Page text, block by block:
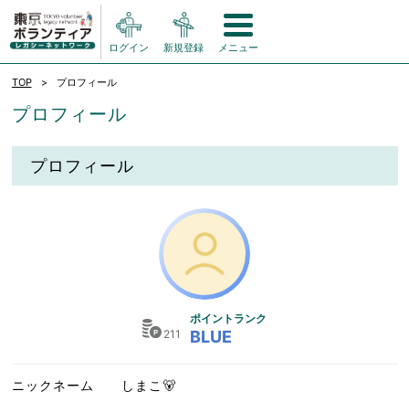
ログイン 新規登録 メニュー
TOP プロフィール
プロフィール
プロフィール
211
ポイントランク
BLUE
ニックネーム しまこ🐻